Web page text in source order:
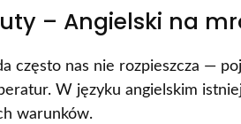
– Angielski na
często nas nie rozpieszcza —
W języku angielskim
warunków.